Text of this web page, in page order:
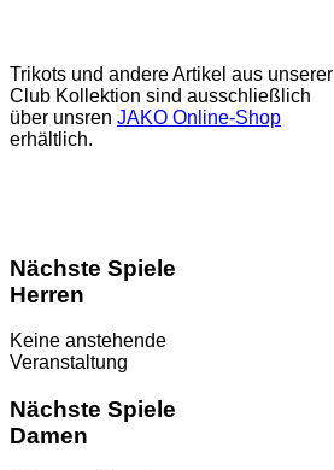
Trikots und andere Artikel aus unserer
Club Kollektion sind ausschließlich
über unsren JAKO Online-Shop
erhältlich.
Nächste Spiele
Herren
Keine anstehende
Veranstaltung
Nächste Spiele
Damen